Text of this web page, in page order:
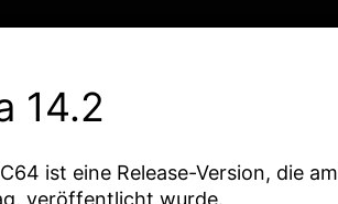
14.2
ist eine Release-Version, die am
veröffentlicht wurde.